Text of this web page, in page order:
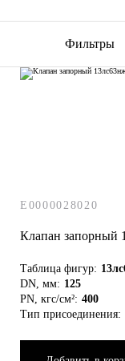
15с9бк
15ч18п
15б1п ду15
15ч75п2м
Фильтры
E0000028020
Клапан
Таблица фигур:
DN, мм: 125
PN, кгс/см²: 400
Тип присоединения: